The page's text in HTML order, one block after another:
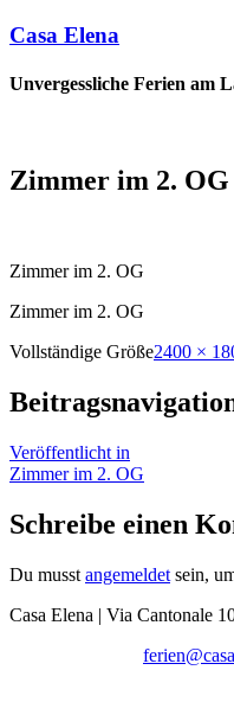
Casa Elena
Unvergessliche Ferien am
Zimmer im 2. OG
Zimmer im 2. OG
Zimmer im 2. OG
Vollständige Größe2400 ×
Veröffentlicht in
Zimmer im 2. OG
Schreibe einen
Du musst angemeldet sein,
Casa Elena | Via Cantonale